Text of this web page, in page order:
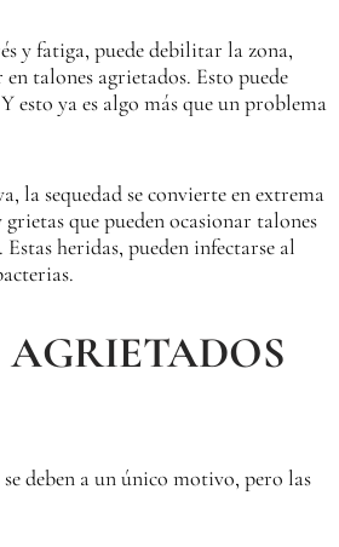
y fatiga, puede debilitar la zona,
talones agrietados. Esto puede
esto ya es algo más que un problema
la sequedad se convierte en extrema
que pueden ocasionar talones
heridas, pueden infectarse al
se deben a un único motivo, pero las